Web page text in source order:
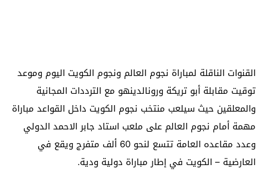
القنوات الناقلة لمباراة نجوم العالم ونجوم الكويت اليوم وموعد
توقيت مقابلة أبو تريكة ورونالدينهو مع الترددات المجانية
والمعلقين حيث سيلعب منتخب نجوم الكويت داخل القواعد مباراة
مهمة أمام نجوم العالم على ملعب استاد جابر الاحمد الدولي
وعدد مقاعده العامة تتسع لنحو 60 ألف متفرج ويقع في
العارضية – الكويت في إطار مباراة دولية ودية.